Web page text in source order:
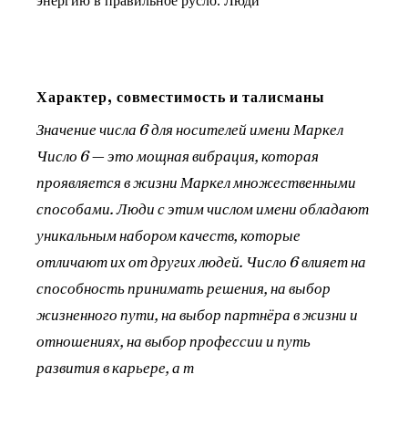
Характер, совместимость и талисманы
Значение числа 6 для носителей имени Маркел
Число 6 — это мощная вибрация, которая
проявляется в жизни Маркел множественными
способами. Люди с этим числом имени обладают
уникальным набором качеств, которые
отличают их от других людей. Число 6 влияет на
способность принимать решения, на выбор
жизненного пути, на выбор партнёра в жизни и
отношениях, на выбор профессии и путь
развития в карьере, а т